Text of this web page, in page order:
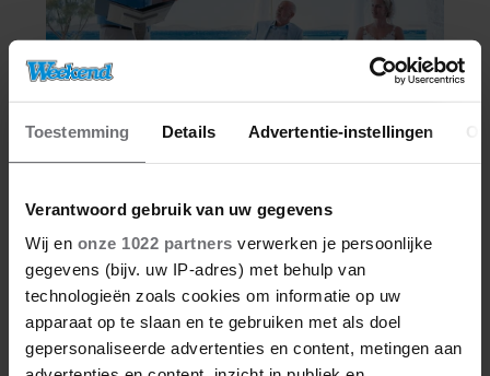
Toestemming Details Advertentie-instellingen
Verantwoord gebruik van uw gegevens
Wij en onze 1022 partners verwerken je persoonlijke
gegevens (bijv. uw IP-adres) met behulp van
technologieën zoals cookies om informatie op uw
apparaat op te slaan en te gebruiken met als doel
gepersonaliseerde advertenties en content, metingen aan